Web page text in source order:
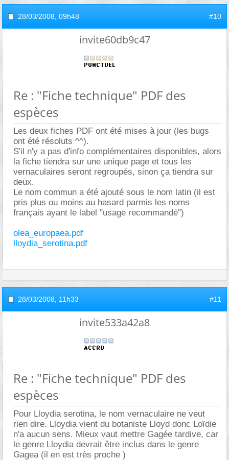
28/03/2008, 09h48 #10
invite60db9c47
Re : "Fiche technique" PDF des
espèces
Les deux fiches PDF ont été mises à jour (les bugs
ont été résoluts ^^).
S'il n'y a pas d'info complémentaires disponibles, alors
la fiche tiendra sur une unique page et tous les
vernaculaires seront regroupés, sinon ça tiendra sur
deux.
Le nom commun a été ajouté sous le nom latin (il est
pris plus ou moins au hasard parmis les noms
français ayant le label "usage recommandé")
olea_europaea.pdf
lloydia_serotina.pdf
28/03/2008, 11h33 #11
invite533a42a8
Re : "Fiche technique" PDF des
espèces
Pour Lloydia serotina, le nom vernaculaire ne veut
rien dire. Lloydia vient du botaniste Lloyd donc Loïdie
n'a aucun sens. Mieux vaut mettre Gagée tardive, car
le genre Lloydia devrait être inclus dans le genre
Gagea (il en est très proche )